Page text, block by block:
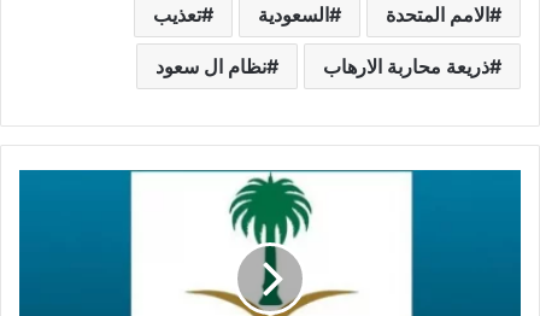
الامم المتحدة السعودية تعذيب
ذريعة محاربة الارهاب نظام ال سعود